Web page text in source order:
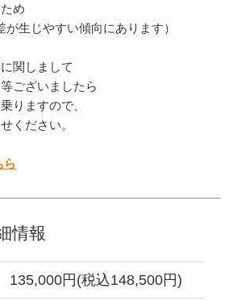
め
生じやすい傾向にあります）
関しまして
ございましたら
りますので、
ください。
ら
情報
135,000円(税込148,500円)